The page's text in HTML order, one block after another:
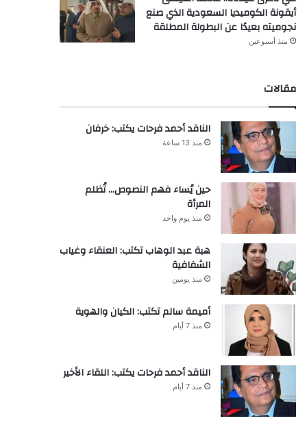
أيقونة الكوميديا السعودية الذي صنع
نجوميته بعيدًا عن البطولة المطلقة
منذ أسبوعين
مقالات
الناقد أحمد فرحات يكتب: خرفان
منذ 13 ساعة
حين يُساء فهم النصوص… تُظلم
المرأة
منذ يوم واحد
هبة عبد الوهاب تكتب: العنقاء وغياب
الشفافية
منذ يومين
أميمة سالم تكتب: الكيان والهوية
منذ 7 أيام
الناقد أحمد فرحات يكتب: اللقاء الأخير
منذ 7 أيام